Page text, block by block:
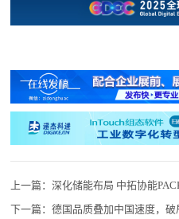
上一篇：深化储能布局 中拓协能
下一篇：德国品质叠加中国速度，